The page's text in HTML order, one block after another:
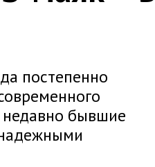
постепенно
недавно бывшие